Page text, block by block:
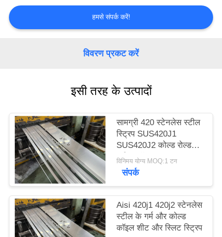
एक
उद्धरण
PRIVACY
POLICY
हमसे संपर्क करें!
विवरण प्रकट करें
इसी तरह के उत्पादों
सामग्री 420 स्टेनलेस स्टील
स्ट्रिप SUS420J1
SUS420J2 कोल्ड रोल्ड
स्टील कॉइल
विनिमय योग्य MOQ:1 टन
संपर्क
Aisi 420j1 420j2 स्टेनलेस
स्टील के गर्म और कोल्ड
कॉइल शीट और स्लिट स्ट्रिप